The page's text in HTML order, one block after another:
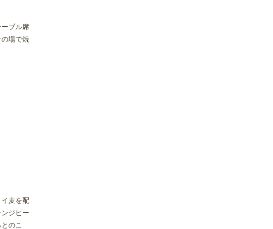
ブル席
場で焼
麦を配
ジピー
のこ